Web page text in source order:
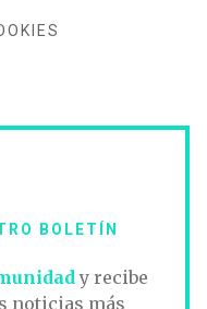
BOLETÍN
y recibe
noticias más